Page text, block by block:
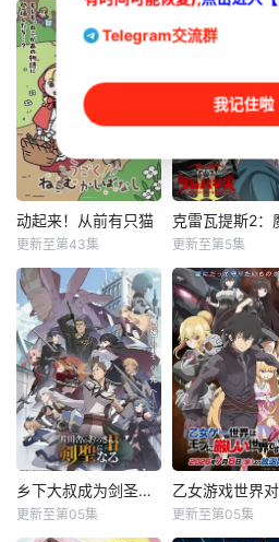
繁/简体中字
动起来！从前有只猫
下野纮
植田佳奈
暂无简介
动起来！从前有只猫
更新至第43集
克雷瓦
田村睦心
中村悠一
勇者艾莉西亚
了多雷尔将军
登与博雷托两
战争就此落幕
包含艾斯琳在
三国会谈中，
争执的焦点，
雷尔打造的 “秘
密室”。 围绕这
更新至第5集
乡下大叔成为剑圣第二季 乡下大叔成为剑圣第二季
更新至第05集
乙女
更新至第05集
Telegram交流群
我记住啦